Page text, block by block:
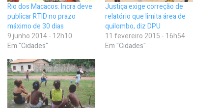
Rio dos Macacos: Incra deve
publicar RTID no prazo
máximo de 30 dias
9 junho 2014 - 12h10
Em "Cidades"
Justiça exige correção de
relatório que limita área de
quilombo, diz DPU
11 fevereiro 2015 - 16h54
Em "Cidades"